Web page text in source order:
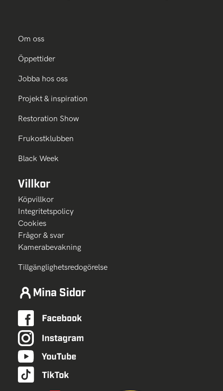
Om oss
Öppettider
Jobba hos oss
Projekt & inspiration
Restoration Show
Frukostklubben
Black Week
Villkor
Köpvillkor
Integritetspolicy
Cookies
Frågor & svar
Kamerabevakning
Tillgänglighetsredogörelse
Mina Sidor